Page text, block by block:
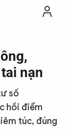
nạn
số
hồi điểm
túc, đúng